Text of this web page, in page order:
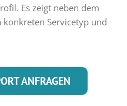
Es zeigt neben dem
Servicetyp und
ANFRAGEN